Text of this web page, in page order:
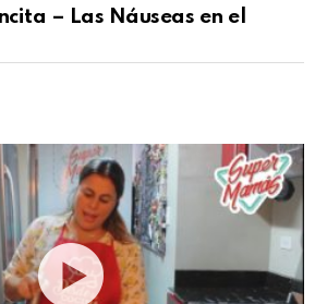
– Las Náuseas en el